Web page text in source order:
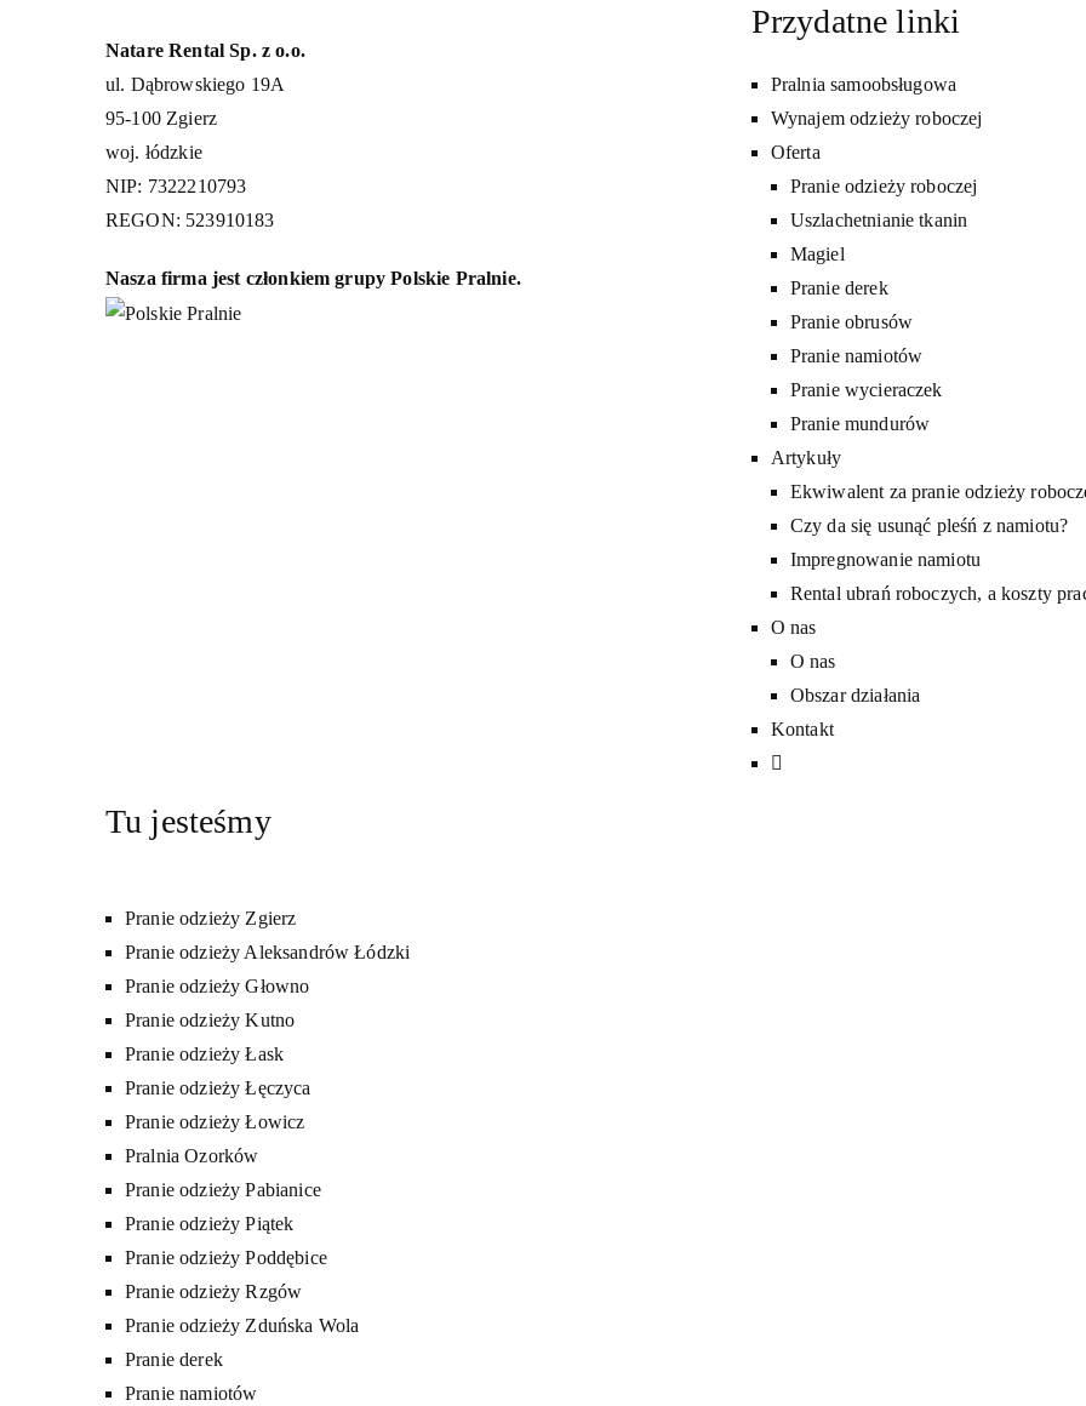
Natare Rental Sp. z o.o.
ul. Dąbrowskiego 19A
95-100 Zgierz
woj. łódzkie
NIP: 7322210793
REGON: 523910183
Nasza firma jest członkiem grupy Polskie Pralnie.
Przydatne linki
Pralnia samoobsługowa
Wynajem odzieży roboczej
Oferta
Pranie odzieży roboczej
Uszlachetnianie tkanin
Magiel
Pranie derek
Pranie obrusów
Pranie namiotów
Pranie wycieraczek
Pranie mundurów
Artykuły
Ekwiwalent za pranie odzieży
Czy da się usunąć pleśń z namiotu?
Impregnowanie namiotu
Rental ubrań roboczych, a koszty
O nas
O nas
Obszar działania
Kontakt
Tu jesteśmy
Pranie odzieży Zgierz
Pranie odzieży Aleksandrów Łódzki
Pranie odzieży Głowno
Pranie odzieży Kutno
Pranie odzieży Łask
Pranie odzieży Łęczyca
Pranie odzieży Łowicz
Pralnia Ozorków
Pranie odzieży Pabianice
Pranie odzieży Piątek
Pranie odzieży Poddębice
Pranie odzieży Rzgów
Pranie odzieży Zduńska Wola
Pranie derek
Pranie namiotów